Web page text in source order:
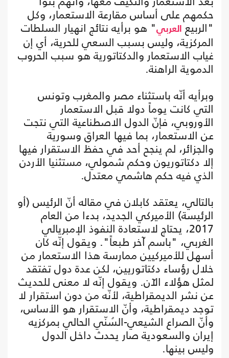
حكمهم على أساس مقارعة الاستعمار، وكل
"الربيع العربي" هو برأيه نتائج انهيار السلطات
المركزية، وليس بسبب السعي للحرية، أي إن
غياب الاستعمار والدكتاتورية هو سبب الحروب
الدموية الراهنة.
وبرأيه أنّه باستثناء مصر والمغرب وتونس
التي كانت يوماً دولا قبل الاستعمار
الأوروبي، فإنّ الدول الاصطناعية التي نتجت
عن الاستعمار، بما فيها العراق وسورية
والجزائر، لم ينجح أحد في حفظ الاستقرار فيها
إلا دكتاتوريون وحكم شمولي، مستثنيا الأردن
الذي فيه حكم هاشمي معتدل.
بالتالي، يعتقد كابلان في مقاله أنّ الرئيس (أو
الرئيسة) الأميركي الجديد، بدءا من العام
2017، يحتاج لاستعادة النفوذ الإمبريالي
الغربي، "باسم آخر طبعاً". ويقول إنّه كان
أسهل للأميركيين ممارسة هذا الاستعمار من
خلال رؤساء دكتاتوريين، لكن عدة دول تفتقد
لمثل هؤلاء الآن. ويقول إنّه لا معنى للحديث
عن نشر الديمقراطية، لأنّه من دون استقرار لا
توجد ديمقراطية، وأنّ الاستقرار هو الأساس،
وأنّ الصراع الشيعي-السُنّي الحالي بمركزيه
إيران والسعودية صار يحدث داخل الدول
وليس بينها.